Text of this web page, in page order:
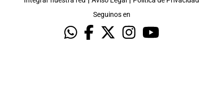
Seguinos en